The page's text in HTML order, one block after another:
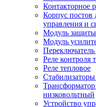
Контакторное
Корпус постов
управления и
Модуль
Модуль
Реле контроля
Реле тепловое
низковольтный
Устройство